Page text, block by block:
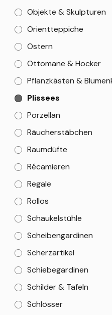
Objekte & Skulpturen
Orientteppiche
Ostern
Ottomane & Hocker
Pflanzkästen &
Plissees
Porzellan
Räucherstäbchen
Raumdüfte
Récamieren
Regale
Rollos
Schaukelstühle
Scheibengardinen
Scherzartikel
Schiebegardinen
Schilder & Tafeln
Schlösser